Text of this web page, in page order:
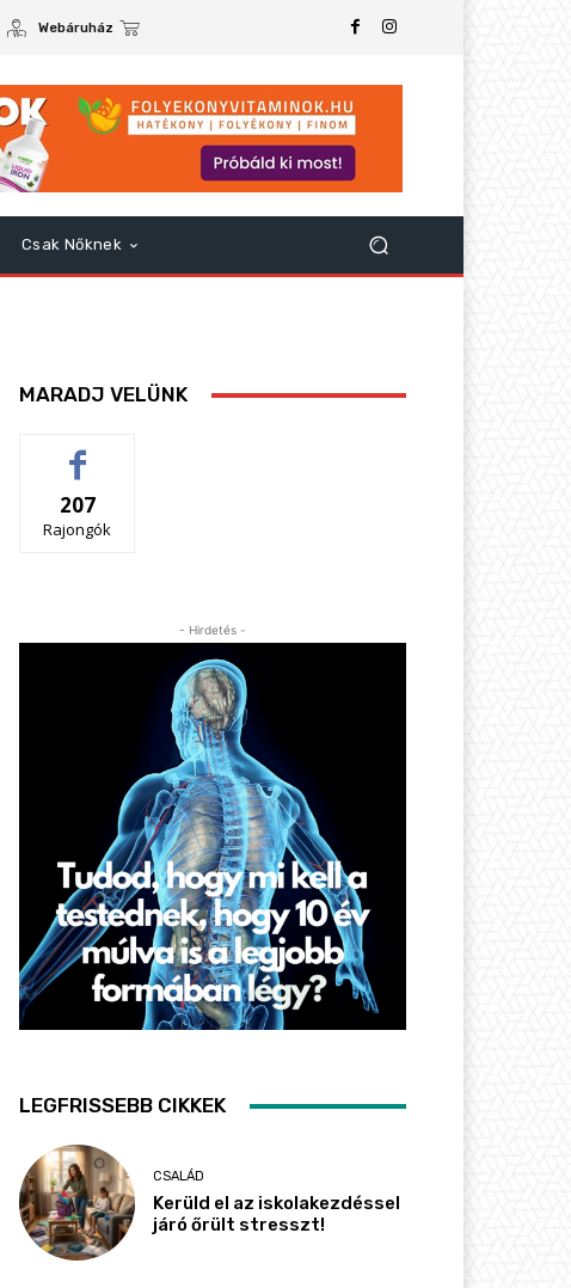
Webáruház
Csak Nőknek
MARADJ VELÜNK
207
Rajongók
- Hirdetés -
LEGFRISSEBB CIKKEK
CSALÁD
Kerüld el az iskolakezdéssel
járó őrült stresszt!